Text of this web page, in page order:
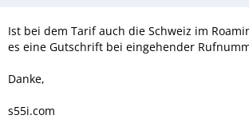
Ist bei dem Tarif auch die Schweiz im
es eine Gutschrift bei eingehender
Danke,
s55i.com